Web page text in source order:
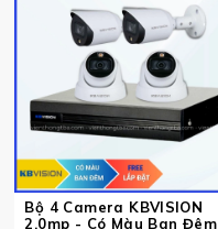
Bộ 4 Camera KBVISION
2.0mp - Có Màu Ban Đêm